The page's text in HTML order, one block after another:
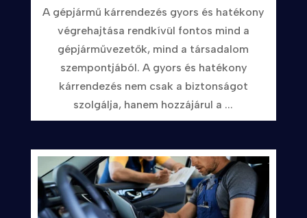
A gépjármű kárrendezés gyors és hatékony
végrehajtása rendkívül fontos mind a
gépjárművezetők, mind a társadalom
szempontjából. A gyors és hatékony
kárrendezés nem csak a biztonságot
szolgálja, hanem hozzájárul a ...